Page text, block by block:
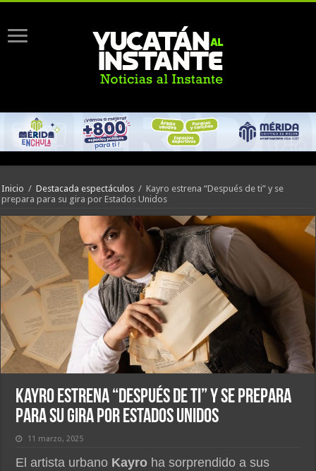
Inicio / Destacada espectáculos / Kayro estrena “Después de ti” y se
prepara para su gira por Estados Unidos
Kayro estrena “Después de ti” y se prepara
para su gira por Estados Unidos
11 marzo, 2025
El artista urbano Kayro ha sorprendido a sus